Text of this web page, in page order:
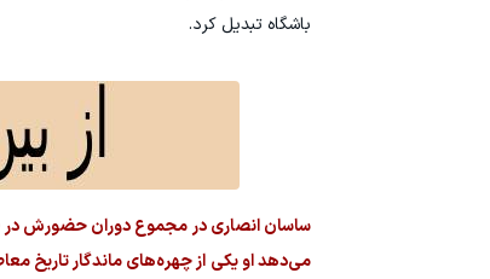
باشگاه تبدیل کرد.
می‌دهد او یکی از چهره‌های ماندگار تاریخ